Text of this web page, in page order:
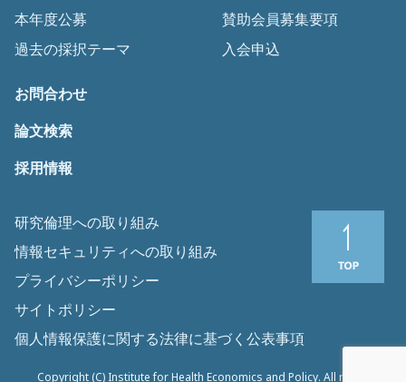
本年度公募
過去の採択テーマ
賛助会員募集要項
入会申込
お問合わせ
論文検索
採用情報
研究倫理への取り組み
情報セキュリティへの取り組み
プライバシーポリシー
サイトポリシー
個人情報保護に関する法律に基づく公表事項
Copyright (C) Institute for Health Economics and Policy. All rights